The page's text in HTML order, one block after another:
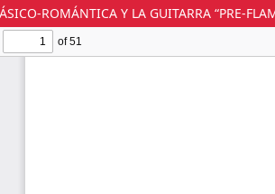
ROMÁNTICA Y LA GUITARRA “PRE-